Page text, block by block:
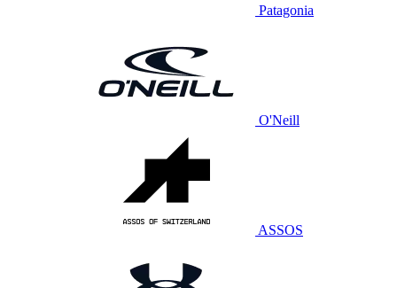
Patagonia
O'Neill
ASSOS